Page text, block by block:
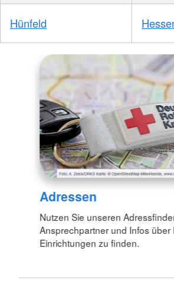
Hünfeld
Adressen
Nutzen Sie unseren
Ansprechpartner und Infos über
Einrichtungen zu finden.